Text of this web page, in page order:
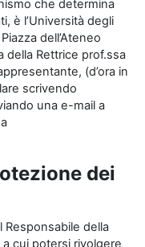
che determina
è l’Università degli
dell’Ateneo
della Rettrice prof.ssa
(d’ora in
scrivendo
una e-mail a
dei
Responsabile della
a cui potersi rivolgere